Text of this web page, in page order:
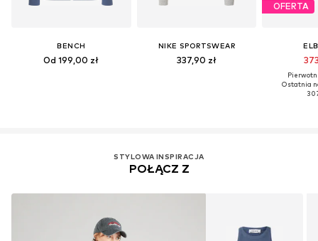
BENCH
Od 199,00 zł
NIKE SPORTSWEAR
337,90 zł
OFERTA
Ostatnia
STYLOWA INSPIRACJA
POŁĄCZ Z